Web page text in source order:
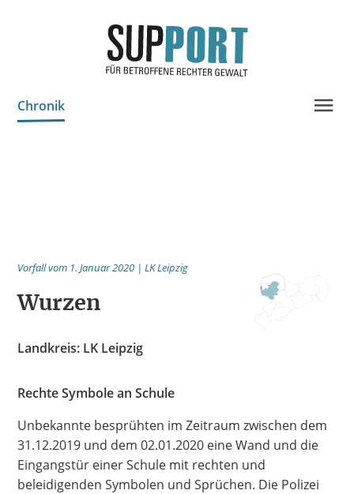
Chronik
Publikationen
Bildungsangebote
Deutsch العربية Český English
Français
Italiano
Kurdí فارسی Polski
Português
Vorfall vom 1. Januar 2020 | LK Leipzig
Wurzen
Landkreis: LK Leipzig
Rechte Symbole an Schule
Unbekannte besprühten im Zeitraum zwischen dem
31.12.2019 und dem 02.01.2020 eine Wand und die
Eingangstür einer Schule mit rechten und
beleidigenden Symbolen und Sprüchen. Die Polizei